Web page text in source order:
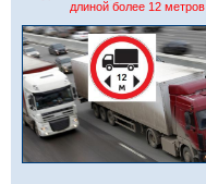
длиной более 12 метров